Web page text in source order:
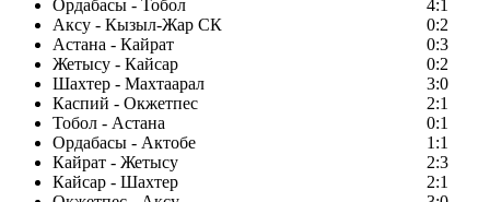
Ордабасы - Тобол
4:1
Аксу - Кызыл-Жар СК
0:2
Астана - Кайрат
0:3
Жетысу - Кайсар
0:2
Шахтер - Махтаарал
3:0
Каспий - Окжетпес
2:1
Тобол - Астана
0:1
Ордабасы - Актобе
1:1
Кайрат - Жетысу
2:3
Кайсар - Шахтер
2:1